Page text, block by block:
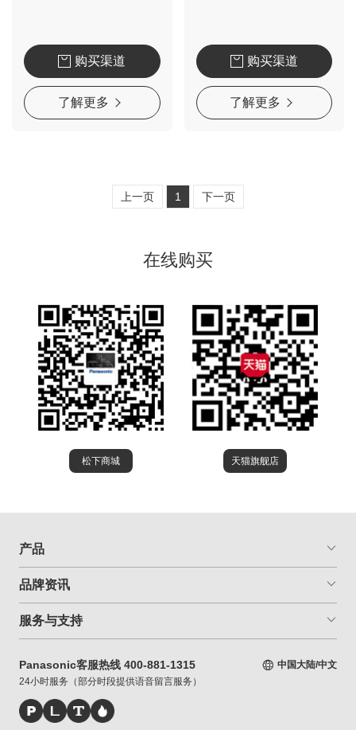
购买渠道
了解更多
购买渠道
了解更多
上一页 1 下一页
在线购买
松下商城 天猫旗舰店
产品
品牌资讯
服务与支持
Panasonic客服热线 400-881-1315
24小时服务（部分时段提供语音留言服务）
中国大陆/中文